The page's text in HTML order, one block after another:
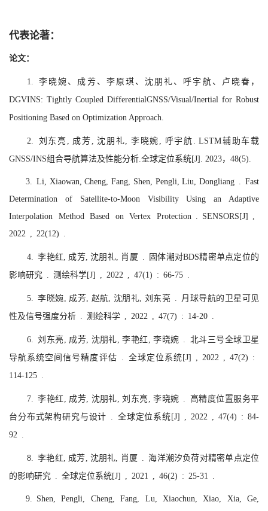
代表论著：
论文：
1. 李晓婉、成芳、李原琪、沈朋礼、呼宇航、卢晓春，
DGVINS: Tightly Coupled DifferentialGNSS/Visual/Inertial for Robust
Positioning Based on Optimization Approach.
2. 刘东亮, 成芳, 沈朋礼, 李晓婉, 呼宇航. LSTM辅助车载
GNSS/INS组合导航算法及性能分析.全球定位系统[J]. 2023，48(5).
3. Li, Xiaowan, Cheng, Fang, Shen, Pengli, Liu, Dongliang . Fast
Determination of Satellite-to-Moon Visibility Using an Adaptive
Interpolation Method Based on Vertex Protection . SENSORS[J] ,
2022 , 22(12) .
4. 李艳红, 成芳, 沈朋礼, 肖厦 . 固体潮对BDS精密单点定位的
影响研究 . 测绘科学[J] , 2022 , 47(1) : 66-75 .
5. 李晓婉, 成芳, 赵航, 沈朋礼, 刘东亮 . 月球导航的卫星可见
性及信号强度分析 . 测绘科学 , 2022 , 47(7) : 14-20 .
6. 刘东亮, 成芳, 沈朋礼, 李艳红, 李晓婉 . 北斗三号全球卫星
导航系统空间信号精度评估 . 全球定位系统[J] , 2022 , 47(2) :
114-125 .
7. 李艳红, 成芳, 沈朋礼, 刘东亮, 李晓婉 . 高精度位置服务平
台分布式架构研究与设计 . 全球定位系统[J] , 2022 , 47(4) : 84-
92 .
8. 李艳红, 成芳, 沈朋礼, 肖厦 . 海洋潮汐负荷对精密单点定位
的影响研究 . 全球定位系统[J] , 2021 , 46(2) : 25-31 .
9. Shen, Pengli, Cheng, Fang, Lu, Xiaochun, Xiao, Xia, Ge,